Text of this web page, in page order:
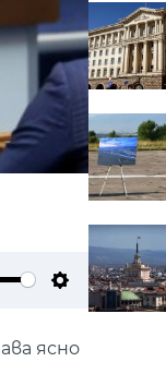
Settings
ясно